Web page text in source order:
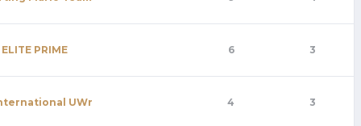
ELITE PRIME 6 3
UWr 4 3